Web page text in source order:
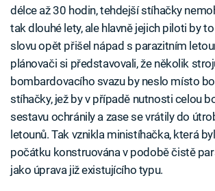
délce až 30 hodin, tehdejší stíhačky
tak dlouhé lety, ale hlavně jejich piloti by
slovu opět přišel nápad s parazitním
plánovači si představovali, že několik
bombardovacího svazu by neslo místo
stíhačky, jež by v případě nutnosti celou
sestavu ochránily a zase se vrátily do
letounů. Tak vznikla ministíhačka, která
počátku konstruována v podobě čistě
jako úprava již existujícího typu.